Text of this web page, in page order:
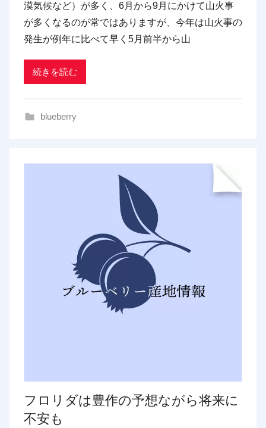
x
t
漠気候など）が多く、6月から9月にかけて山火事
が多くなるのが常ではありますが、今年は山火事の
発生が例年に比べて早く5月前半から山
続きを読む
blueberry
フロリダは豊作の予想ながら将来に
不安も